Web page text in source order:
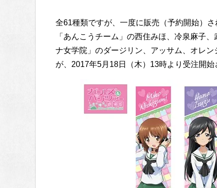
全61種類ですが、一度に販売（予約開始）
「あんこうチーム」の西住みほ、冷泉麻子
ナ女学院」のダージリン、アッサム、オレ
が、2017年5月18日（木）13時より受注開始